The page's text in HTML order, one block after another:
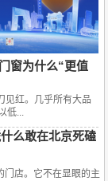
窗为什么“更值
见红。几乎所有大品
...
么敢在北京死磕
门店。它不在显眼的主